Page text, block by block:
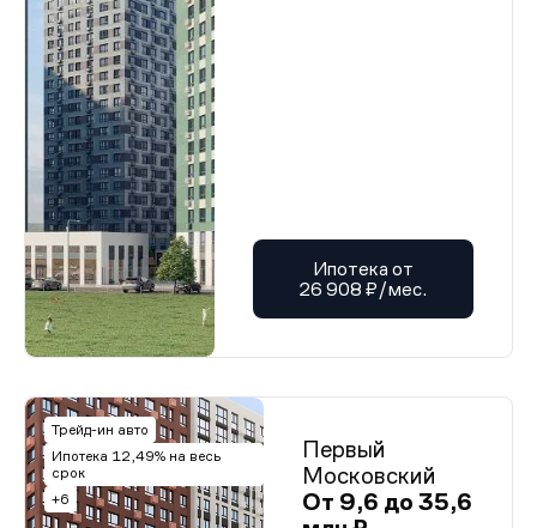
Ипотека от
26 908 ₽/мес.
Трейд-ин авто
Ипотека 12,49% на весь
срок
+6
Первый
Московский
От 9,6 до 35,6